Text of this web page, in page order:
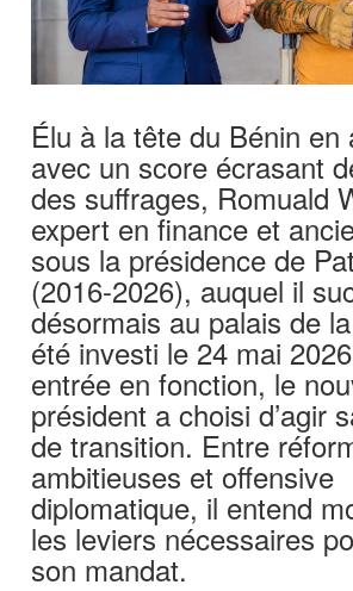
Élu à la tête du Bénin en
avec un score écrasant
des suffrages, Romuald
expert en finance et
sous la présidence de
(2016-2026), auquel il
désormais au palais de
été investi le 24 mai
entrée en fonction, le
président a choisi d’agir
de transition. Entre
ambitieuses et offensive
diplomatique, il entend
les leviers nécessaires
son mandat.